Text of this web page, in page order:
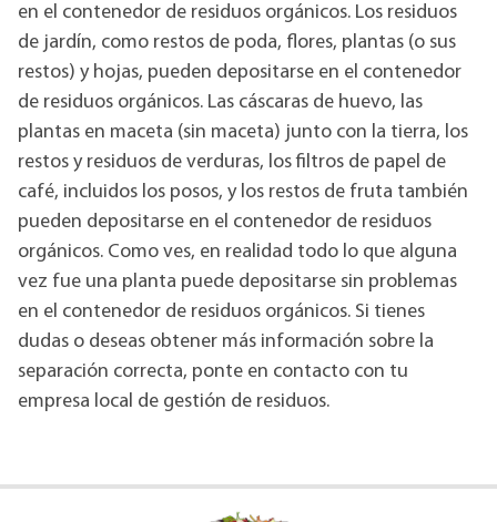
en el contenedor de residuos orgánicos. Los residuos
de jardín, como restos de poda, flores, plantas (o sus
restos) y hojas, pueden depositarse en el contenedor
de residuos orgánicos. Las cáscaras de huevo, las
plantas en maceta (sin maceta) junto con la tierra, los
restos y residuos de verduras, los filtros de papel de
café, incluidos los posos, y los restos de fruta también
pueden depositarse en el contenedor de residuos
orgánicos. Como ves, en realidad todo lo que alguna
vez fue una planta puede depositarse sin problemas
en el contenedor de residuos orgánicos. Si tienes
dudas o deseas obtener más información sobre la
separación correcta, ponte en contacto con tu
empresa local de gestión de residuos.